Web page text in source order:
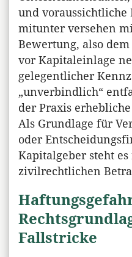
und
mitunter versehen
Bewertung, also
vor Kapitaleinlage
gelegentlicher
„unverbindlich“
der Praxis
Als Grundlage für
oder
Kapitalgeber steht
zivilrechtlichen
Fallstricke